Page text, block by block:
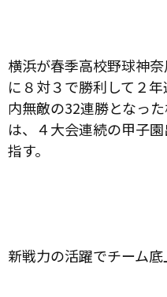
横浜が春季高校野球神
に８対３で勝利して２
内無敵の32連勝となっ
は、４大会連続の甲子
指す。
新戦力の活躍でチーム